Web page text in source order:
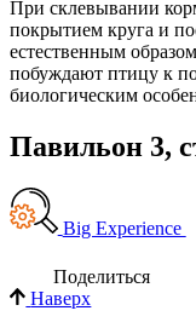
При склевывании
покрытием круга и
естественным
побуждают птицу к
биологическим
Павильон 3,
Big Experience
Поделиться
Наверх